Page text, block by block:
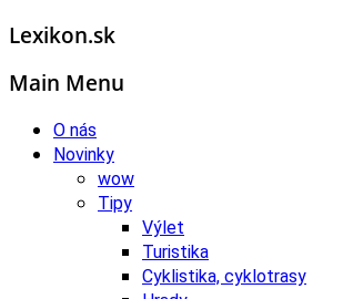
Lexikon.sk
Main Menu
O nás
Novinky
wow
Tipy
Výlet
Turistika
Cyklistika, cyklotrasy